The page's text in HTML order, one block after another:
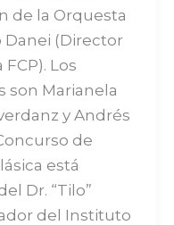
de la Orquesta
Danei (Director
Los
son Marianela
y Andrés
de
está
Dr. “Tilo”
del Instituto